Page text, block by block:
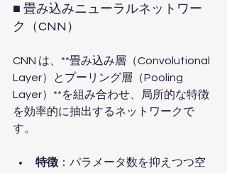
■ 畳み込みニューラルネットワー
ク（CNN）
CNN は、**畳み込み層（Convolutional
Layer）とプーリング層（Pooling
Layer）**を組み合わせ、局所的な特徴
を効率的に抽出するネットワークで
す。
特徴 ：パラメータ数を抑えつつ空